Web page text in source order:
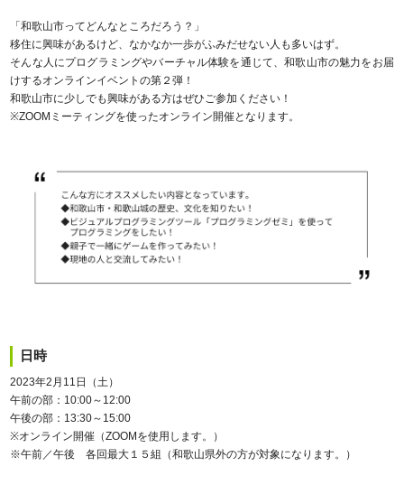
「和歌山市ってどんなところだろう？」
移住に興味があるけど、なかなか一歩がふみだせない人も多いはず。
そんな人にプログラミングやバーチャル体験を通じて、和歌山市の魅力をお届
けするオンラインイベントの第２弾！
和歌山市に少しでも興味がある方はぜひご参加ください！
※ZOOMミーティングを使ったオンライン開催となります。
日時
2023年2月11日（土）
午前の部：10:00～12:00
午後の部：13:30～15:00
※オンライン開催（ZOOMを使用します。）
※午前／午後 各回最大１５組（和歌山県外の方が対象になります。）